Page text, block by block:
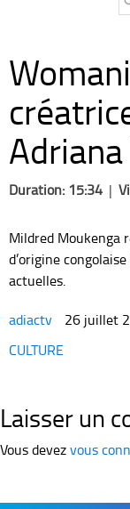
Duration: 15:34 |
Mildred Moukenga
d’origine
actuelles.
adiactv
26 juillet
Categories
CULTURE
Laisser un
Vous devezvous